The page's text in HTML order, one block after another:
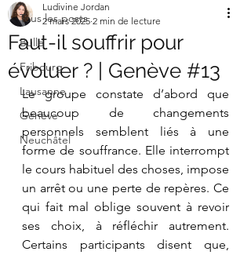
Tous les posts
Bulle
Fribourg
Lausanne
Genève
Neuchâtel
Faut-il souffrir pour
évoluer ? | Genève #13
Ludivine Jordan
2 mars 2025 2 min de lecture
Le groupe constate d’abord que
beaucoup de changements
personnels semblent liés à une
forme de souffrance. Elle interrompt
le cours habituel des choses, impose
un arrêt ou une perte de repères. Ce
qui fait mal oblige souvent à revoir
ses choix, à réfléchir autrement.
Certains participants disent que,